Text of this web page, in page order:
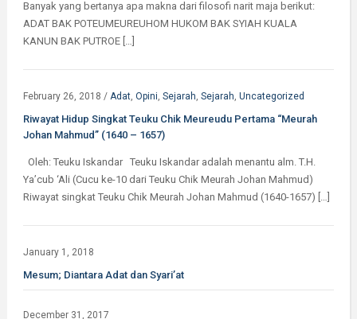
Banyak yang bertanya apa makna dari filosofi narit maja berikut:
ADAT BAK POTEUMEUREUHOM HUKOM BAK SYIAH KUALA
KANUN BAK PUTROE […]
February 26, 2018 / Adat, Opini, Sejarah, Sejarah, Uncategorized
Riwayat Hidup Singkat Teuku Chik Meureudu Pertama “Meurah
Johan Mahmud” (1640 – 1657)
Oleh: Teuku Iskandar Teuku Iskandar adalah menantu alm. T.H.
Ya’cub ‘Ali (Cucu ke-10 dari Teuku Chik Meurah Johan Mahmud)
Riwayat singkat Teuku Chik Meurah Johan Mahmud (1640-1657) […]
January 1, 2018
Mesum; Diantara Adat dan Syari’at
December 31, 2017